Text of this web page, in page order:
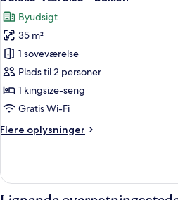
seng
boblebad
alle
billeder
af
Deluxe-
værelse
-
balkon
Byudsigt
35 m²
1 soveværelse
Plads til 2 personer
1 kingsize-seng
Gratis Wi-Fi
Flere oplysninger
Flere
værelse
-